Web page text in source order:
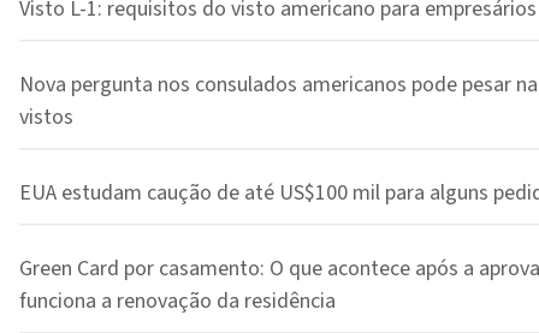
Visto L-1: requisitos do visto americano para empresários
Nova pergunta nos consulados americanos pode pesar
vistos
EUA estudam caução de até US$100 mil para alguns
Green Card por casamento: O que acontece após a
funciona a renovação da residência